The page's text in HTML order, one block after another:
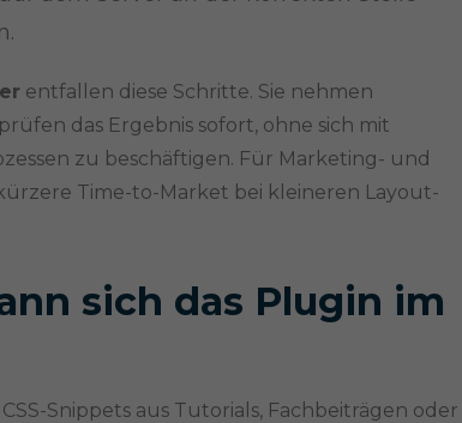
entfallen diese Schritte. Sie nehmen
das Ergebnis sofort, ohne sich mit
zu beschäftigen. Für Marketing- und
Time-to-Market bei kleineren Layout-
sich das Plugin im
Snippets aus Tutorials, Fachbeiträgen oder